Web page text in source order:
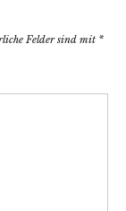
Felder sind mit *